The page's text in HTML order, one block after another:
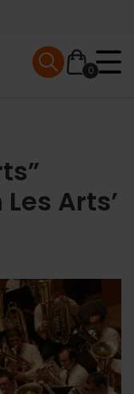
0
Mobile menu
Arts’